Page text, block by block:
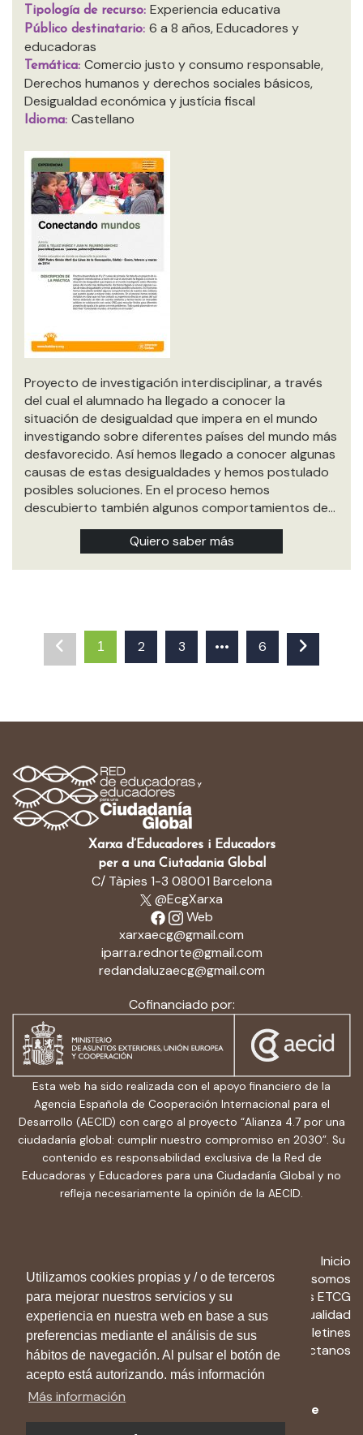
Utilizamos cookies propias y / o de terceros
para mejorar nuestros servicios y su
experiencia en nuestra web en base a sus
preferencias mediante el análisis de sus
hábitos de navegación. Al pulsar el botón de
acepto está autorizando. más información
Más información
Tipología de recurso: Experiencia educativa
Público destinatario: 6 a 8 años, Educadores y
educadoras
Temática: Comercio justo y consumo responsable,
Derechos humanos y derechos sociales básicos,
Desigualdad económica y justícia fiscal
Idioma: Castellano
Proyecto de investigación interdisciplinar, a través
del cual el alumnado ha llegado a conocer la
situación de desigualdad que impera en el mundo
investigando sobre diferentes países del mundo más
desfavorecido. Así hemos llegado a conocer algunas
causas de estas desigualdades y hemos postulado
posibles soluciones. En el proceso hemos
descubierto también algunos comportamientos de…
Quiero saber más
1 2 3 ••• 6
Xarxa d’Educadores i Educadors
per a una Ciutadania Global
C/ Tàpies 1-3 08001 Barcelona
@EcgXarxa
Web
xarxaecg@gmail.com
iparra.rednorte@gmail.com
redandaluzaecg@gmail.com
Cofinanciado por:
Esta web ha sido realizada con el apoyo financiero de la
Agencia Española de Cooperación Internacional para el
Desarrollo (AECID) con cargo al proyecto “Alianza 4.7 por una
ciudadanía global: cumplir nuestro compromiso en 2030”. Su
contenido es responsabilidad exclusiva de la Red de
Educadoras y Educadores para una Ciudadanía Global y no
refleja necesariamente la opinión de la AECID.
Inicio
Quiénes somos
Recursos ETCG
Actualidad
Boletines
Contactanos
Política de